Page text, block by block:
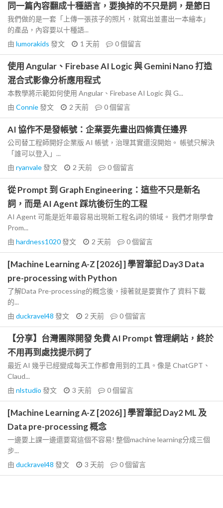
同一篇內容翻成十種語言，要換掉的不只是詞，是節日
我們做的是一套「上傳一張孩子的照片，就寫出並畫出一本繪本」
的產品，內容要以十種語...
由 lumorakids 發文 1 天前 0個留言
使用 Angular、Firebase AI Logic 與 Gemini Nano 打造
混合式影像分析應用程式
本教學將示範如何使用 Angular、Firebase AI Logic 與 G...
由 Connie發文 2 天前 0個留言
AI 協作不是發帳號：企業要先畫出四條責任邊界
公司替工程師開好企業版 AI 帳號，治理其實還沒開始。 帳號只解決
「誰可以登入」...
由 ryanvale發文 2 天前 0個留言
從 Prompt 到 Graph Engineering：這些不只是新名
詞，而是 AI Agent 踩坑後衍生的工程
AI Agent 可能是近年最容易出現新工程名詞的領域。 我們才剛學會
Prom...
由 hardness1020發文 2 天前 0個留言
[Machine Learning A-Z [2026] ] 學習筆記 Day3 Data
pre-processing with Python
了解Data Pre-processing的概念後，接著就是要實作了 資料下載
的...
由 duckravel48 發文 2 天前 0個留言
【分享】台灣團隊開發 免費 AI Prompt 管理網站，終於
不用再到處找提示詞了
最近 AI 幾乎已經變成每天工作都會用到的工具。像是 ChatGPT、
Claud...
由 nlstudio 發文 3 天前 0個留言
[Machine Learning A-Z [2026] ] 學習筆記 Day2 ML 及
Data pre-processing 概念
一邊要上課一邊還要寫這個不容易! 整個machine learning分成三個
步...
由 duckravel48 發文 3 天前 0個留言